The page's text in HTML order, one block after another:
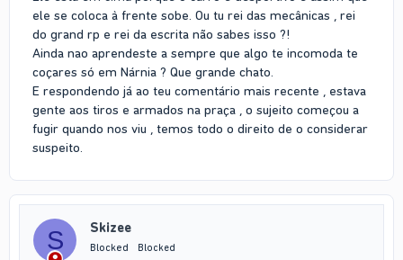
ele se coloca à frente sobe. Ou tu rei das mecânicas , rei
do grand rp e rei da escrita não sabes isso ?!
Ainda nao aprendeste a sempre que algo te incomoda te
coçares só em Nárnia ? Que grande chato.
E respondendo já ao teu comentário mais recente , estava
gente aos tiros e armados na praça , o sujeito começou a
fugir quando nos viu , temos todo o direito de o considerar
suspeito.
S Skizee
Blocked Blocked